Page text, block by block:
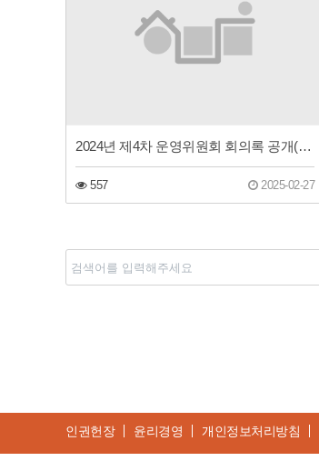
2024년 제4차 운영위원회 회의록 공개(동구장애인주간보호센터)
557 2025-02-27
인권헌장 윤리경영 개인정보처리방침